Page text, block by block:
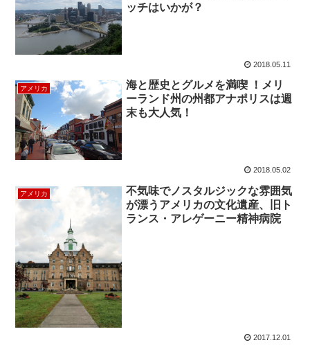
ッチはいかが？
2018.05.11
アメリカ
海と歴史とグルメを満喫 ！メリ
ーランド州の州都アナポリスは週
末も大人気！
2018.05.02
アメリカ
不気味でノスタルジックな雰囲気
が漂うアメリカの文化遺産、旧ト
ランス・アレゲーニー精神病院
2017.12.01